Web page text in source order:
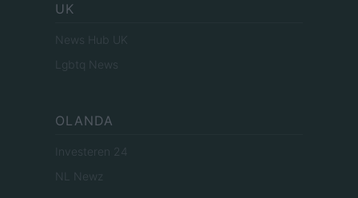
UK
News Hub UK
Lgbtq News
OLANDA
Investeren 24
NL Newz